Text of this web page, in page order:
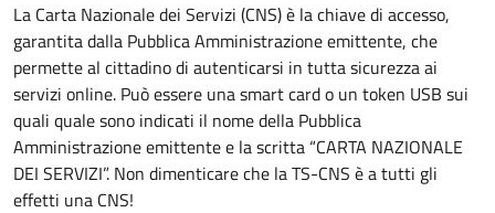
La Carta Nazionale dei Servizi (CNS) è la chiave di accesso,
garantita dalla Pubblica Amministrazione emittente, che
permette al cittadino di autenticarsi in tutta sicurezza ai
servizi online. Può essere una smart card o un token USB sui
quali quale sono indicati il nome della Pubblica
Amministrazione emittente e la scritta “CARTA NAZIONALE
DEI SERVIZI”. Non dimenticare che la TS-CNS è a tutti gli
effetti una CNS!